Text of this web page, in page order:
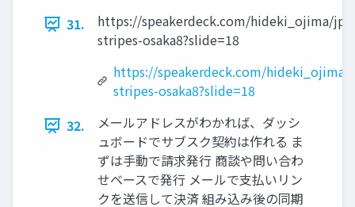
31.
https://speakerdeck.com/hideki_ojima/jp-
stripes-osaka8?slide=18
https://speakerdeck.com/hideki_ojima/
stripes-osaka8?slide=18
32.
メールアドレスがわかれば、ダッシ
ュボードでサブスク契約は作れる ま
ずは手動で請求発行 商談や問い合わ
せベースで発行 メールで支払いリン
クを送信して決済 組み込み後の同期